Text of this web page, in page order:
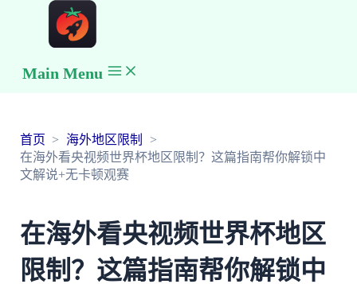
Main Menu
首页
海外地区限制
在海外看央视频世界杯地区限制？这篇指南帮你解锁中
文解说+无卡顿观赛
在海外看央视频世界杯地区
限制？这篇指南帮你解锁中